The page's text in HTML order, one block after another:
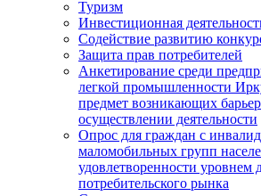
Туризм
Инвестиционная
Содействие развитию
Защита прав потребителей
Анкетирование среди
легкой промышленности
предмет возникающих
осуществлении деятельности
Опрос для граждан с
маломобильных групп
удовлетворенности уровнем
потребительского рынка